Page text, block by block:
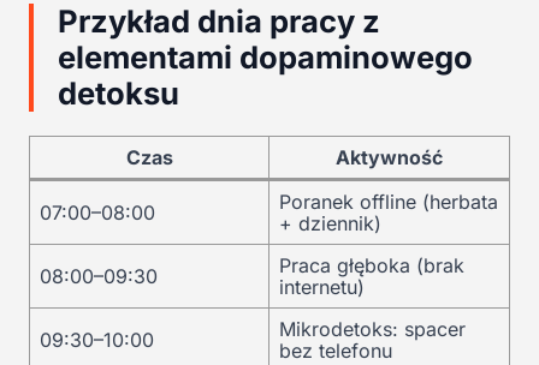
Przykład dnia pracy z
elementami dopaminowego
detoksu
Czas Aktywność
07:00–08:00
Poranek offline (herbata
+ dziennik)
08:00–09:30
Praca głęboka (brak
internetu)
09:30–10:00
Mikrodetoks: spacer
bez telefonu